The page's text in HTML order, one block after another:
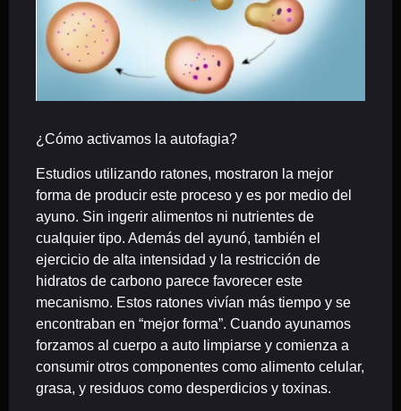
¿Cómo activamos la autofagia?
Estudios utilizando ratones, mostraron la mejor
forma de producir este proceso y es por medio del
ayuno. Sin ingerir alimentos ni nutrientes de
cualquier tipo. Además del ayunó, también el
ejercicio de alta intensidad y la restricción de
hidratos de carbono parece favorecer este
mecanismo. Estos ratones vivían más tiempo y se
encontraban en “mejor forma”. Cuando ayunamos
forzamos al cuerpo a auto limpiarse y comienza a
consumir otros componentes como alimento celular,
grasa, y residuos como desperdicios y toxinas.